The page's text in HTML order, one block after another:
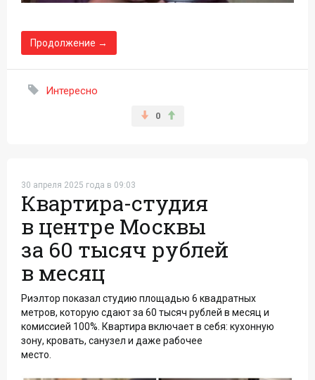
Продолжение →
Интересно
0
30 апреля 2025 года в 09:03
Квартира-студия
в центре Москвы
за 60 тысяч рублей
в месяц
Риэлтор показал студию площадью 6 квадратных
метров, которую сдают за 60 тысяч рублей в месяц и
комиссией 100%. Квартира включает в себя: кухонную
зону, кровать, санузел и даже рабочее
место.